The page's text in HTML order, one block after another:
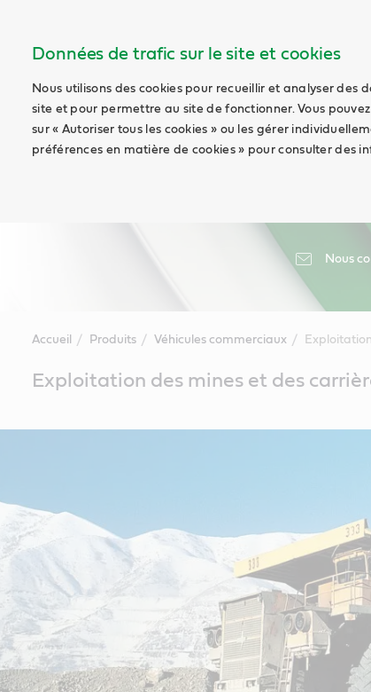
Données de trafic sur le site et cookies
Nous utilisons des cookies pour recueillir et analyser des
site et pour permettre au site de fonctionner. Vous
sur « Autoriser tous les cookies » ou les gérer
préférences en matière de cookies » pour consulter des
Nous
Accueil Produits Véhicules commerciaux
ContentExploitation des mines et des